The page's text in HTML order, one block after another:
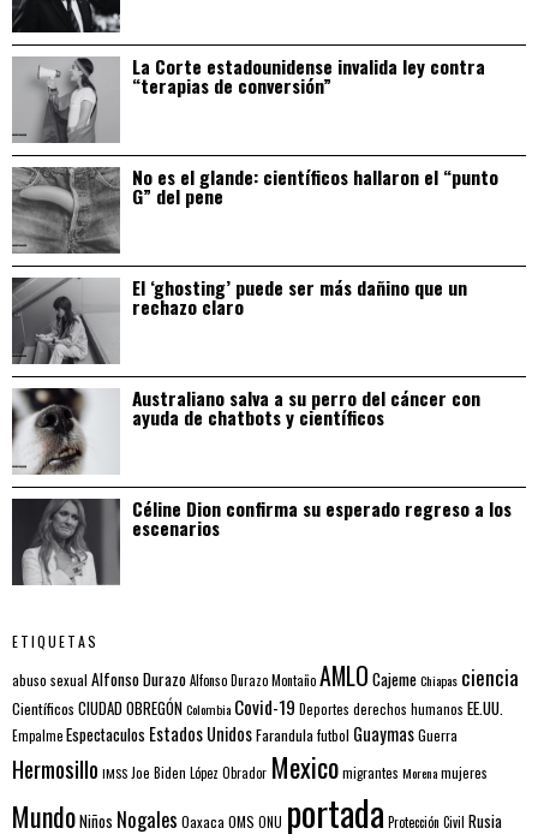
La Corte estadounidense invalida ley contra
“terapias de conversión”
No es el glande: científicos hallaron el “punto
G” del pene
El ‘ghosting’ puede ser más dañino que un
rechazo claro
Australiano salva a su perro del cáncer con
ayuda de chatbots y científicos
Céline Dion confirma su esperado regreso a los
escenarios
ETIQUETAS
abuso sexual Alfonso DurazoAlfonso Durazo MontañoAMLO CajemeChiapas ciencia
Científicos CIUDAD OBREGÓNColombia Covid-19 Deportes derechos humanos EE.UU.
EmpalmeEspectaculos Estados UnidosFarandulafutbol GuaymasGuerra
Hermosillo IMSS Joe Biden López Obrador Mexicomigrantes Morenamujeres
MundoNiños Nogales Oaxaca OMS ONU portada Protección Civil Rusia